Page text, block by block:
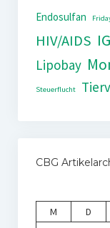
Endosulfan
HIV/AIDS
Lipobay
Steuerflucht
CBG
M
D